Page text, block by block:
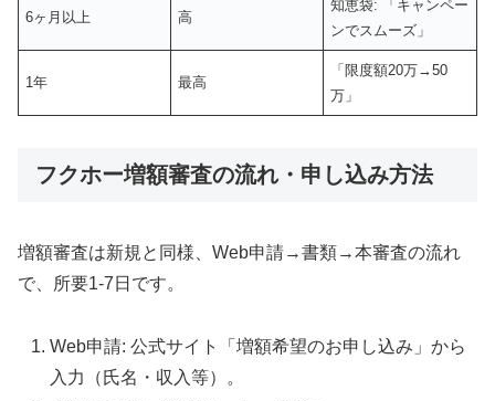
6ヶ月以上 高
知恵袋: 「キャンペー
ンでスムーズ」
1年 最高
「限度額20万→50
万」
フクホー増額審査の流れ・申し込み方法
増額審査は新規と同様、Web申請→書類→本審査の流れ
で、所要1-7日です。
Web申請: 公式サイト「増額希望のお申し込み」から
入力（氏名・収入等）。